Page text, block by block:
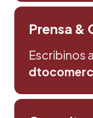
Prensa &
Escribinos a